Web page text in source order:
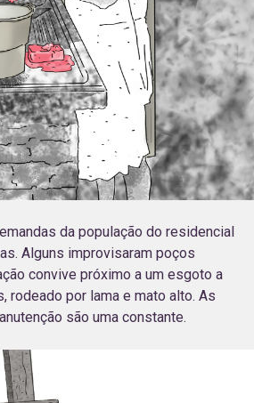
da população do residencial
Alguns improvisaram poços
convive próximo a um esgoto a
rodeado por lama e mato alto. As
são uma constante.